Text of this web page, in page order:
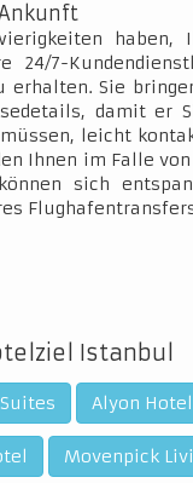
haben,
24/7-
erhalten. Sie
damit er
leicht
Ihnen im Falle
sich
Istanbul
Alyon
Movenpick